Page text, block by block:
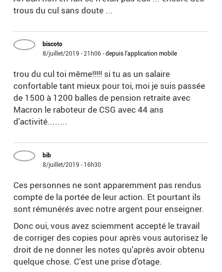
trous du cul sans doute ...
biscoto
8/juillet/2019 - 21h06-depuis l'application mobile
trou du cul toi même!!!!! si tu as un salaire
confortable tant mieux pour toi, moi je suis passée
de 1500 à 1200 balles de pension retraite avec
Macron le raboteur de CSG avec 44 ans
d'activité........
bib
8/juillet/2019 - 16h30
Ces personnes ne sont apparemment pas rendus
compte de la portée de leur action. Et pourtant ils
sont rémunérés avec notre argent pour enseigner.
Donc oui, vous avez sciemment accepté le travail
de corriger des copies pour après vous autorisez le
droit de ne donner les notes qu'après avoir obtenu
quelque chose. C'est une prise d'otage.